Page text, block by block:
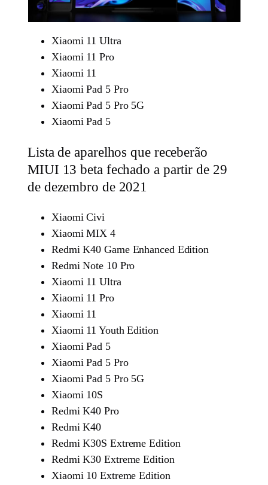
Xiaomi 11 Ultra
Xiaomi 11 Pro
Xiaomi 11
Xiaomi Pad 5 Pro
Xiaomi Pad 5 Pro 5G
Xiaomi Pad 5
Lista de aparelhos que receberão
MIUI 13 beta fechado a partir de 29
de dezembro de 2021
Xiaomi Civi
Xiaomi MIX 4
Redmi K40 Game Enhanced Edition
Redmi Note 10 Pro
Xiaomi 11 Ultra
Xiaomi 11 Pro
Xiaomi 11
Xiaomi 11 Youth Edition
Xiaomi Pad 5
Xiaomi Pad 5 Pro
Xiaomi Pad 5 Pro 5G
Xiaomi 10S
Redmi K40 Pro
Redmi K40
Redmi K30S Extreme Edition
Redmi K30 Extreme Edition
Xiaomi 10 Extreme Edition